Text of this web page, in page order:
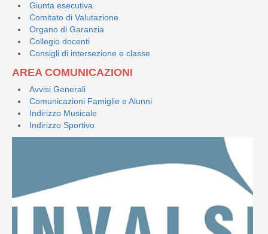
Giunta esecutiva
Comitato di Valutazione
Organo di Garanzia
Collegio docenti
Consigli di intersezione e classe
AREA COMUNICAZIONI
Avvisi Generali
Comunicazioni Famiglie e Alunni
Indirizzo Musicale
Indirizzo Sportivo